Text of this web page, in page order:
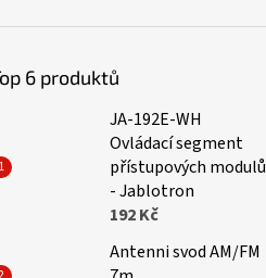
6 produktů
JA-192E-WH
Ovládací segment
přístupových modulů
- Jablotron
192 Kč
Antenni svod AM/FM